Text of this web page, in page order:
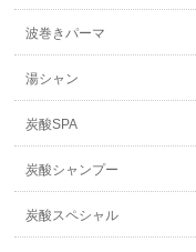
波巻きパーマ
湯シャン
炭酸SPA
炭酸シャンプー
炭酸スペシャル